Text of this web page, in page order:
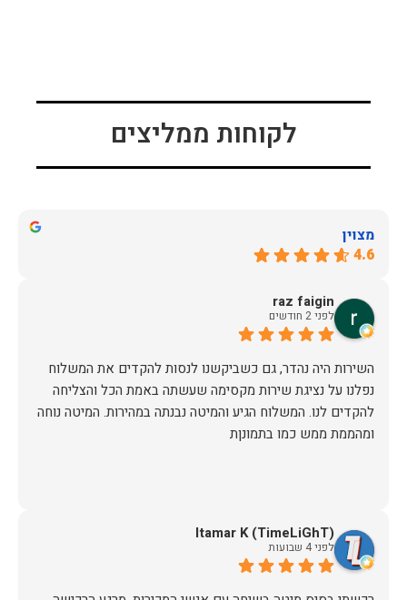
לקוחות ממליצים
מצוין
4.6
raz faigin
לפני 2 חודשים
השירות היה נהדר, גם כשביקשנו לנסות להקדים את המשלוח
נפלנו על נציגת שירות מקסימה שעשתה באמת הכל והצליחה
להקדים לנו. המשלוח הגיע והמיטה נבנתה במהירות. המיטה נוחה
ומהממת ממש כמו בתמונןת
Itamar K (TimeLiGhT)
לפני 4 שבועות